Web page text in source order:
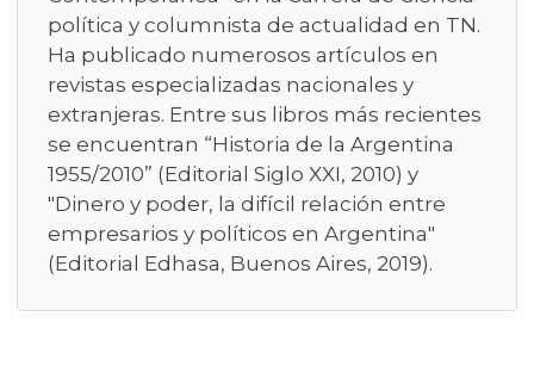
política y columnista de actualidad en TN.
Ha publicado numerosos artículos en
revistas especializadas nacionales y
extranjeras. Entre sus libros más recientes
se encuentran “Historia de la Argentina
1955/2010” (Editorial Siglo XXI, 2010) y
"Dinero y poder, la difícil relación entre
empresarios y políticos en Argentina"
(Editorial Edhasa, Buenos Aires, 2019).